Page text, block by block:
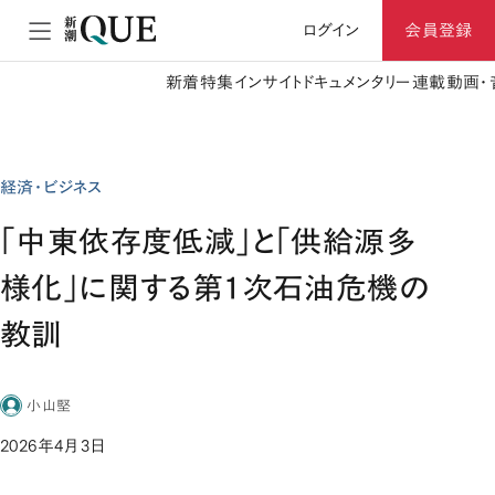
ログイン 会員登録
新着特集 インサイト ドキュメンタリー 連載動画
経済・ビジネス
「中東依存度低減」と「供給源多
様化」に関する第1次石油危機の
教訓
小山堅
2026年4月3日